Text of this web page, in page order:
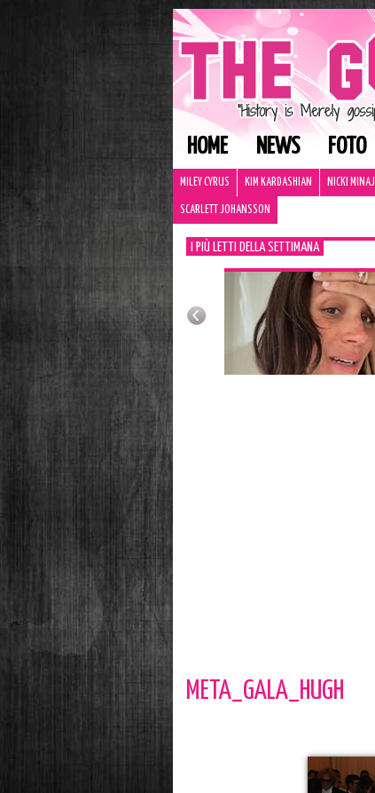
HOME NEWS FOTO
MILEY CYRUS KIM KARDASHIAN NICKI MINAJ
SCARLETT JOHANSSON
I PIÙ LETTI DELLA SETTIMANA
META_GALA_HUGH